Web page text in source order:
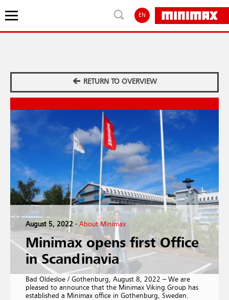
EN
RETURN TO OVERVIEW
August 5, 2022 - About Minimax
Minimax opens first Office
in Scandinavia
Bad Oldesloe / Gothenburg, August 8, 2022 – We are
pleased to announce that the Minimax Viking Group has
established a Minimax office in Gothenburg, Sweden.